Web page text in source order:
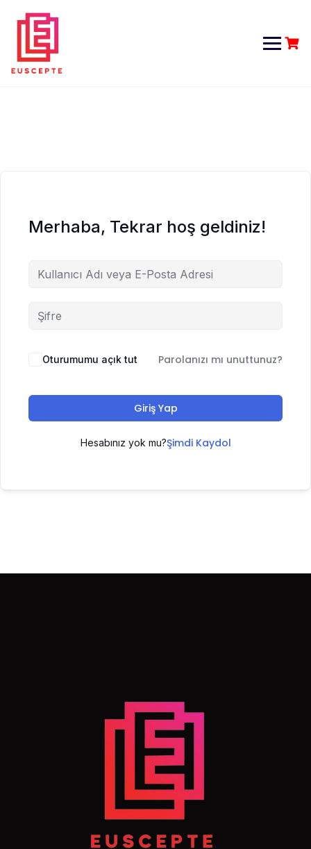
content
Merhaba, Tekrar hoş geldiniz!
Oturumumu açık tut Parolanızı mı unuttunuz?
Giriş Yap
Hesabınız yok mu?Şimdi Kaydol